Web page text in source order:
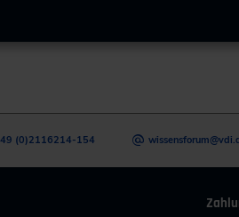
(0)2116214-154 wissensforum@